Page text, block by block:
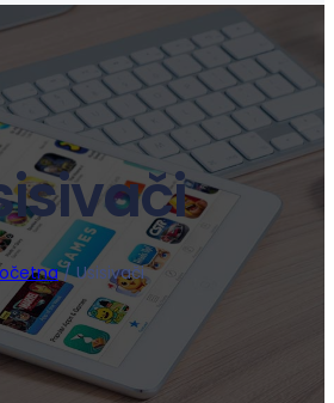
/ Usisivači